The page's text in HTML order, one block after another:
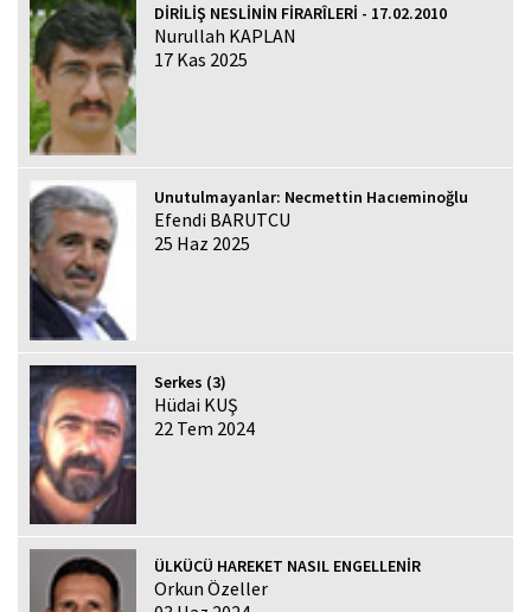
DİRİLİŞ NESLİNİN FİRARÎLERİ - 17.02.2010
Nurullah KAPLAN
17 Kas 2025
Unutulmayanlar: Necmettin Hacıeminoğlu
Efendi BARUTCU
25 Haz 2025
Serkes (3)
Hüdai KUŞ
22 Tem 2024
ÜLKÜCÜ HAREKET NASIL ENGELLENİR
Orkun Özeller